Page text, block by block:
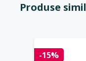
Produse
-15%